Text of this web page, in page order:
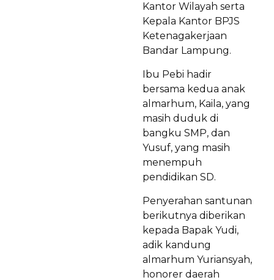
Kantor Wilayah serta
Kepala Kantor BPJS
Ketenagakerjaan
Bandar Lampung.
Ibu Pebi hadir
bersama kedua anak
almarhum, Kaila, yang
masih duduk di
bangku SMP, dan
Yusuf, yang masih
menempuh
pendidikan SD.
Penyerahan santunan
berikutnya diberikan
kepada Bapak Yudi,
adik kandung
almarhum Yuriansyah,
honorer daerah